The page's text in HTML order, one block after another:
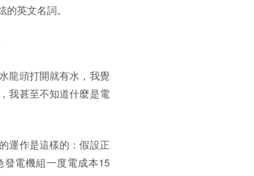
英文名詞。
龍頭打開就有水，我覺
我甚至不知道什麼是電
運作是這樣的：假設正
電機組一度電成本15